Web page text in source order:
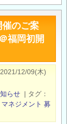
のご案
福岡初開
2021/12/09(木)
らせ | タグ
マネジメント 募